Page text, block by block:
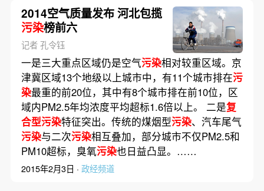
2014空气质量发布 河北包揽
污染榜前六
记者 孔令钰
一是三大重点区域仍是空气污染相对较重区域。京
津冀区域13个地级以上城市中，有11个城市排在污
染最重的前20位，其中有8个城市排在前10位，区
域内PM2.5年均浓度平均超标1.6倍以上。 二是复
合型污染特征突出。传统的煤烟型污染、汽车尾气
污染与二次污染相互叠加，部分城市不仅PM2.5和
PM10超标，臭氧污染也日益凸显。……
2015年2月3日 · 政经频道